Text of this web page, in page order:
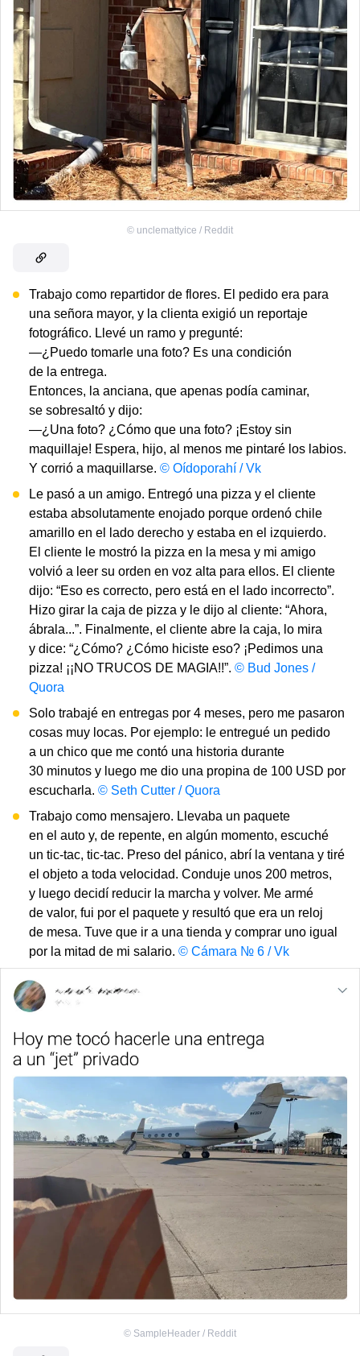
© unclemattyice / Reddit
Trabajo como repartidor de flores. El pedido era para
una señora mayor, y la clienta exigió un reportaje
fotográfico. Llevé un ramo y pregunté:
—¿Puedo tomarle una foto? Es una condición
de la entrega.
Entonces, la anciana, que apenas podía caminar,
se sobresaltó y dijo:
—¿Una foto? ¿Cómo que una foto? ¡Estoy sin
maquillaje! Espera, hijo, al menos me pintaré los labios.
Y corrió a maquillarse. © Oídoporahí / Vk
Le pasó a un amigo. Entregó una pizza y el cliente
estaba absolutamente enojado porque ordenó chile
amarillo en el lado derecho y estaba en el izquierdo.
El cliente le mostró la pizza en la mesa y mi amigo
volvió a leer su orden en voz alta para ellos. El cliente
dijo: “Eso es correcto, pero está en el lado incorrecto”.
Hizo girar la caja de pizza y le dijo al cliente: “Ahora,
ábrala...”. Finalmente, el cliente abre la caja, lo mira
y dice: “¿Cómo? ¿Cómo hiciste eso? ¡Pedimos una
pizza! ¡¡NO TRUCOS DE MAGIA!!”. © Bud Jones /
Quora
Solo trabajé en entregas por 4 meses, pero me pasaron
cosas muy locas. Por ejemplo: le entregué un pedido
a un chico que me contó una historia durante
30 minutos y luego me dio una propina de 100 USD por
escucharla. © Seth Cutter / Quora
Trabajo como mensajero. Llevaba un paquete
en el auto y, de repente, en algún momento, escuché
un tic-tac, tic-tac. Preso del pánico, abrí la ventana y tiré
el objeto a toda velocidad. Conduje unos 200 metros,
y luego decidí reducir la marcha y volver. Me armé
de valor, fui por el paquete y resultó que era un reloj
de mesa. Tuve que ir a una tienda y comprar uno igual
por la mitad de mi salario. © Cámara № 6 / Vk
© SampleHeader / Reddit